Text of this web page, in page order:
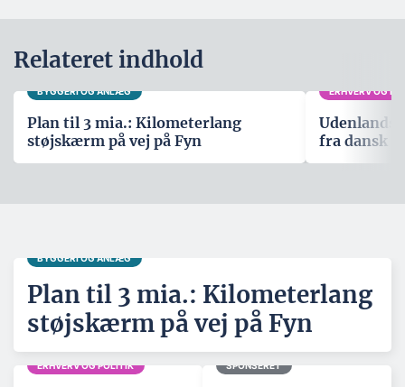
Relateret indhold
BYGGERI OG ANLÆG
Plan til 3 mia.: Kilometerlang
støjskærm på vej på Fyn
ERHVERV OG
fra dansk
BYGGERI OG ANLÆG
Plan til 3 mia.: Kilometerlang
støjskærm på vej på Fyn
ERHVERV OG POLITIK SPONSERET